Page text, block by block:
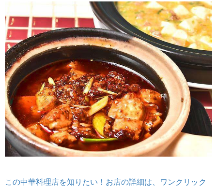
この中華料理店を知りたい！お店の詳細は、ワンクリック